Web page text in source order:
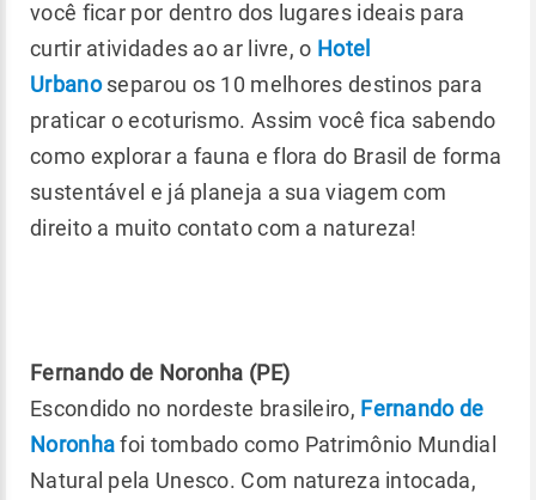
você ficar por dentro dos lugares ideais para
curtir atividades ao ar livre, o Hotel
Urbanoseparou os 10 melhores destinos para
praticar o ecoturismo. Assim você fica sabendo
como explorar a fauna e flora do Brasil de forma
sustentável e já planeja a sua viagem com
direito a muito contato com a natureza!
Fernando de Noronha (PE)
Escondido no nordeste brasileiro, Fernando de
Noronhafoi tombado como Patrimônio Mundial
Natural pela Unesco. Com natureza intocada,